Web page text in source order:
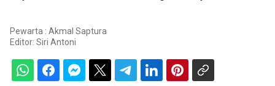
Pewarta : Akmal Saptura
Editor: Siri Antoni